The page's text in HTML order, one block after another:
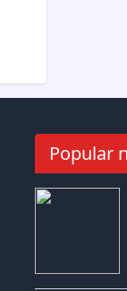
Popular